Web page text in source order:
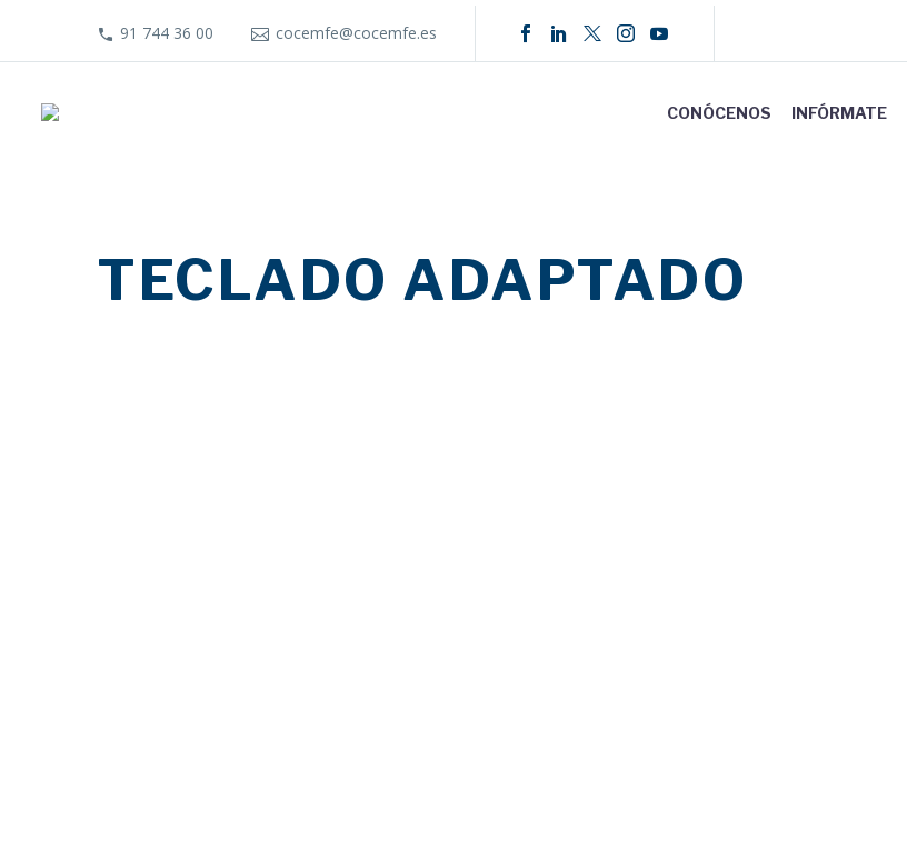
91 744 36 00 cocemfe@cocemfe.es
CONÓCENOS INFÓRMATE
TECLADO ADAPTADO